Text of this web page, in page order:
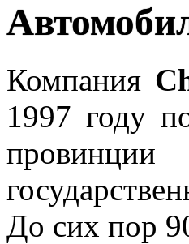
Компания
1997 году
провинции
До сих пор